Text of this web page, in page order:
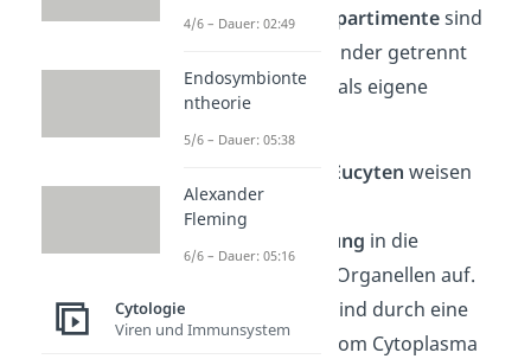
sogenanntenKompartimentesind
strukturell voneinander getrennt
und funktionieren als eigene
Eucyten weisen
eine sehrstarke
Kompartimentierung in die
unterschiedlichen Organellen auf.
Diese Organellen sind durch eine
eigene Membran vom Cytoplasma
4/6 – Dauer: 02:49
Endosymbionte
ntheorie
5/6 – Dauer: 05:38
Alexander
Fleming
6/6 – Dauer: 05:16
Cytologie
Viren und Immunsystem